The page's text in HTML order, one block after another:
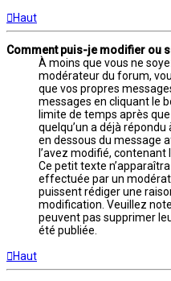
Haut
Comment puis-je modifier ou
À moins que vous ne
modérateur du forum,
que vos propres
messages en cliquant le
limite de temps après
quelqu’un a déjà
en dessous du message
l’avez modifié,
Ce petit texte
effectuée par un
puissent rédiger une
modification. Veuillez
peuvent pas supprimer
été publiée.
Haut